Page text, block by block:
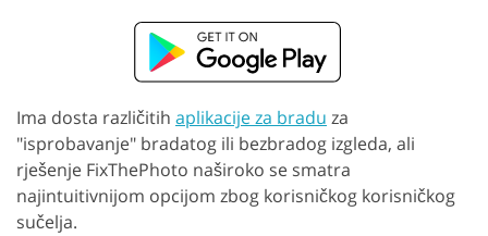
Ima dosta različitih aplikacije za bradu za
"isprobavanje" bradatog ili bezbradog izgleda, ali
rješenje FixThePhoto naširoko se smatra
najintuitivnijom opcijom zbog korisničkog korisničkog
sučelja.